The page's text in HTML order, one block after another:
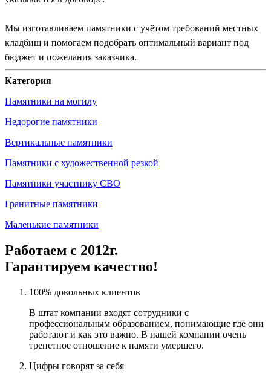
Мы изготавливаем памятники с учётом требований местных
кладбищ и помогаем подобрать оптимальный вариант под
бюджет и пожелания заказчика.
Категория
Памятники на могилу
Недорогие памятники
Вертикальные памятники
Памятники с художественной резкой
Памятники участнику СВО
Гранитные памятники
Маленькие памятники
Работаем с 2012г.
Гарантируем качество!
100% довольных клиентов
В штат компании входят сотрудники с
профессиональным образованием, понимающие где они
работают и как это важно. В нашей компании очень
трепетное отношение к памяти умершего.
Цифры говорят за себя